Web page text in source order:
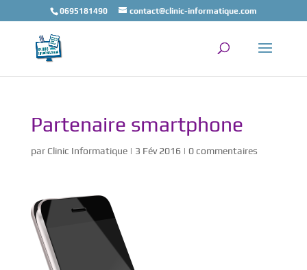
0695181490 contact@clinic-informatique.com
Partenaire smartphone
par Clinic Informatique| 3 Fév 2016 | 0 commentaires